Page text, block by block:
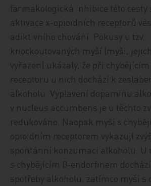
farmakologická inhibice této cesty
aktivace χ-opioidních receptorů
adiktivního chování. Pokusy u tzv.
knockoutovaných myší (myši,
vyřazen) ukázaly, že při
receptoru u nich dochází k
alkoholu. Vyplavení dopaminu
v nucleus accumbens je u těchto
redukováno. Naopak myši s
opioidním receptorem vykazují
spontánní konzumaci alkoholu. U
s chybějícím β-endorfinem
spotřeby alkoholu, zatímco myši s